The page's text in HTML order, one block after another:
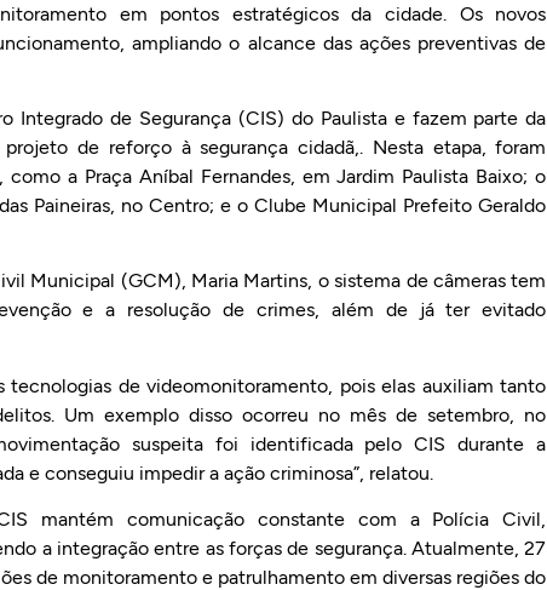
em pontos estratégicos da cidade. Os novos
ampliando o alcance das ações preventivas de
Integrado de Segurança (CIS) do Paulista e fazem parte da
de reforço à segurança cidadã,. Nesta etapa, foram
a Praça Aníbal Fernandes, em Jardim Paulista Baixo; o
Paineiras, no Centro; e o Clube Municipal Prefeito Geraldo
Municipal (GCM), Maria Martins, o sistema de câmeras tem
e a resolução de crimes, além de já ter evitado
tecnologias de videomonitoramento, pois elas auxiliam tanto
Um exemplo disso ocorreu no mês de setembro, no
suspeita foi identificada pelo CIS durante a
e conseguiu impedir a ação criminosa”, relatou.
mantém comunicação constante com a Polícia Civil,
a integração entre as forças de segurança. Atualmente, 27
de monitoramento e patrulhamento em diversas regiões do